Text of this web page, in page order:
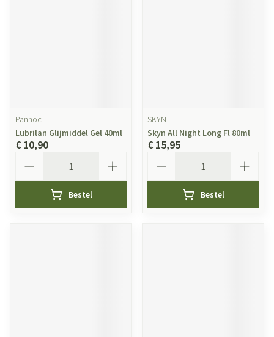
Pannoc
Lubrilan Glijmiddel Gel 40ml
€ 10,90
Bestel
SKYN
Skyn All Night Long Fl 80ml
€ 15,95
Bestel